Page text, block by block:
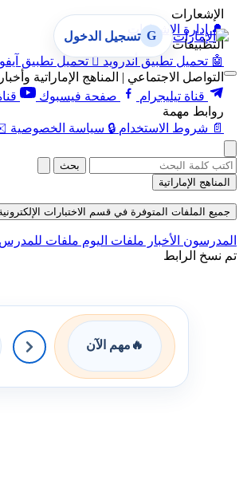
الإشعارات
🔔 إدارة الإشعارات
التطبيقات
🤖 تحميل تطبيق أندرويد  تحميل تطبيق
التواصل الاجتماعي | المناهج الإماراتية
قناة تيليجرام
صفحة فيسبوك
روابط مهمة
📄 شروط الاستخدام 🔒 سياسة الخصوصية
G تسجيل الدخول
بحث
المناهج الإماراتية
جميع الملفات المتوفرة في قسم الاختبارات الإلكترونية حتى
المدرسون الأخبار ملفات اليوم ملفات للمدرس
تم نسخ الرابط
🔥 مهم الآن